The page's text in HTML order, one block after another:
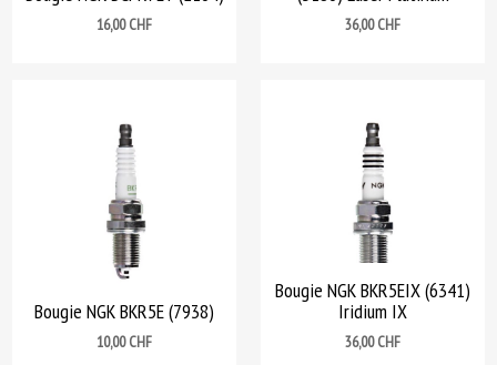
Prix
16,00 CHF Prix
36,00 CHF
Bougie NGK BKR5E (7938)
Prix
10,00 CHF
Bougie NGK BKR5EIX (6341)
Iridium IX
Prix
36,00 CHF